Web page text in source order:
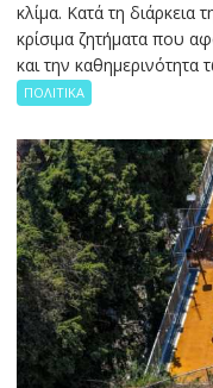
κλίμα. Κατά τη διάρκεια
κρίσιμα ζητήματα που
και την καθημερινότητα
ΠΟΛΙΤΙΚΑ